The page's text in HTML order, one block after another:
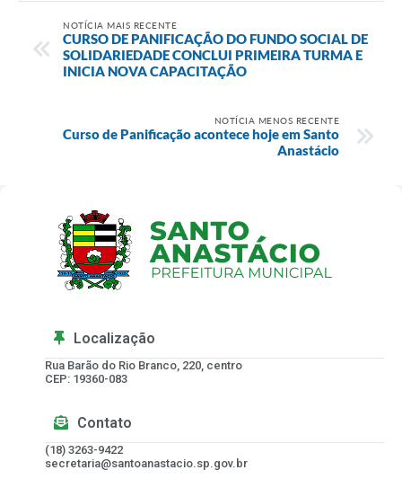
NOTÍCIA MAIS RECENTE
CURSO DE PANIFICAÇÃO DO FUNDO SOCIAL DE
SOLIDARIEDADE CONCLUI PRIMEIRA TURMA E
INICIA NOVA CAPACITAÇÃO
NOTÍCIA MENOS RECENTE
Curso de Panificação acontece hoje em Santo
Anastácio
Localização
Rua Barão do Rio Branco, 220, centro
CEP: 19360-083
Contato
(18) 3263-9422
secretaria@santoanastacio.sp.gov.br